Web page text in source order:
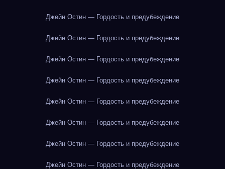
Джейн Остин — Гордость и предубеждение
Джейн Остин — Гордость и предубеждение
Джейн Остин — Гордость и предубеждение
Джейн Остин — Гордость и предубеждение
Джейн Остин — Гордость и предубеждение
Джейн Остин — Гордость и предубеждение
Джейн Остин — Гордость и предубеждение
Джейн Остин — Гордость и предубеждение